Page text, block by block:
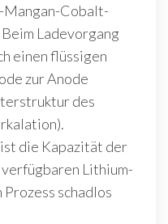
Mangan-Cobalt-
Ladevorgang
einen flüssigen
zur Anode
des
die Kapazität der
Lithium-
schadlos